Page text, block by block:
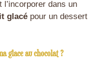
l’incorporer dans un
glacépour un dessert
glace au chocolat ?